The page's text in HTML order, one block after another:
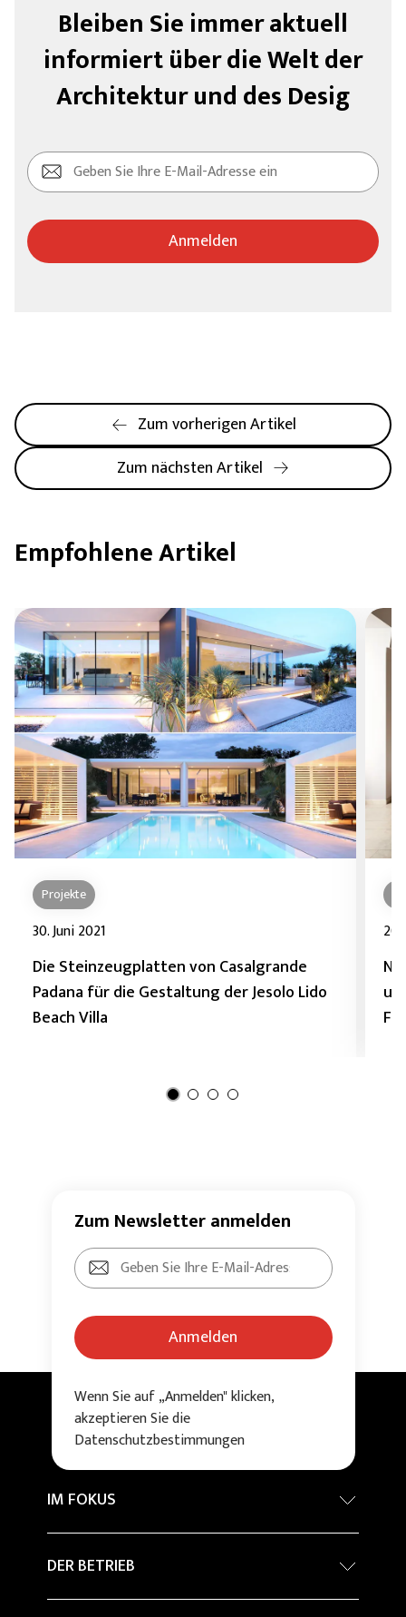
Bleiben Sie immer aktuell
informiert über die Welt der
Architektur und des Desig
Anmelden
Zum vorherigen Artikel
Zum nächsten Artikel
Empfohlene Artikel
Projekte
30. Juni 2021
Die Steinzeugplatten von Casalgrande
Padana für die Gestaltung der Jesolo Lido
Beach Villa
Zum Newsletter anmelden
Anmelden
Wenn Sie auf „Anmelden" klicken,
akzeptieren Sie die
Datenschutzbestimmungen
IM FOKUS
Grand Prix
DER BETRIEB